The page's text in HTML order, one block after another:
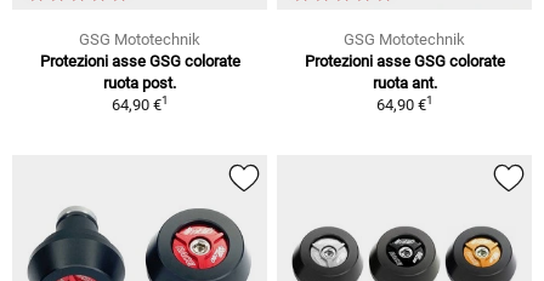
GSG Mototechnik
Protezioni asse GSG colorate
ruota post.
64,90 €1
GSG Mototechnik
Protezioni asse GSG colorate
ruota ant.
64,90 €1